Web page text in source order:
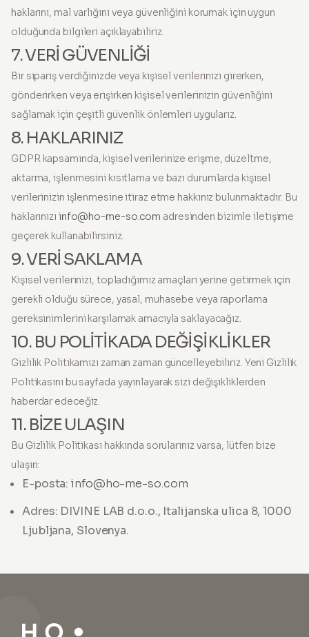
haklarını, mal varlığını veya güvenliğini korumak için uygun
olduğunda bilgileri açıklayabiliriz.
7. VERİ GÜVENLİĞİ
Bir sipariş verdiğinizde veya kişisel verilerinizi girerken,
gönderirken veya erişirken kişisel verilerinizin güvenliğini
sağlamak için çeşitli güvenlik önlemleri uygularız.
8. HAKLARINIZ
GDPR kapsamında, kişisel verilerinize erişme, düzeltme,
aktarma, işlenmesini kısıtlama ve bazı durumlarda kişisel
verilerinizin işlenmesine itiraz etme hakkınız bulunmaktadır. Bu
haklarınızı info@ho-me-so.com adresinden bizimle iletişime
geçerek kullanabilirsiniz.
9. VERİ SAKLAMA
Kişisel verilerinizi, topladığımız amaçları yerine getirmek için
gerekli olduğu sürece, yasal, muhasebe veya raporlama
gereksinimlerini karşılamak amacıyla saklayacağız.
10. BU POLİTİKADA DEĞİŞİKLİKLER
Gizlilik Politikamızı zaman zaman güncelleyebiliriz. Yeni Gizlilik
Politikasını bu sayfada yayınlayarak sizi değişikliklerden
haberdar edeceğiz.
11. BİZE ULAŞIN
Bu Gizlilik Politikası hakkında sorularınız varsa, lütfen bize
ulaşın:
E-posta:info@ho-me-so.com
Adres: DIVINE LAB d.o.o., Italijanska ulica 8, 1000
Ljubljana, Slovenya.